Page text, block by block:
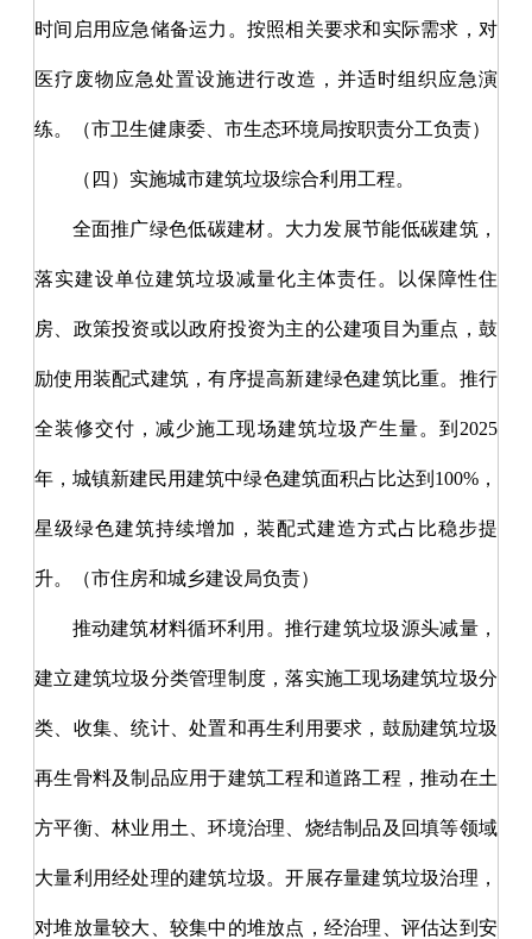
时间启用应急储备运力。按照相关要求和实际需求，对
医疗废物应急处置设施进行改造，并适时组织应急演
练。（市卫生健康委、市生态环境局按职责分工负责）
（四）实施城市建筑垃圾综合利用工程。
全面推广绿色低碳建材。大力发展节能低碳建筑，
落实建设单位建筑垃圾减量化主体责任。以保障性住
房、政策投资或以政府投资为主的公建项目为重点，鼓
励使用装配式建筑，有序提高新建绿色建筑比重。推行
全装修交付，减少施工现场建筑垃圾产生量。到 2025
年，城镇新建民用建筑中绿色建筑面积占比达到100%，
星级绿色建筑持续增加，装配式建造方式占比稳步提
升。（市住房和城乡建设局负责）
推动建筑材料循环利用。推行建筑垃圾源头减量，
建立建筑垃圾分类管理制度，落实施工现场建筑垃圾分
类、收集、统计、处置和再生利用要求，鼓励建筑垃圾
再生骨料及制品应用于建筑工程和道路工程，推动在土
方平衡、林业用土、环境治理、烧结制品及回填等领域
大量利用经处理的建筑垃圾。开展存量建筑垃圾治理，
对堆放量较大、较集中的堆放点，经治理、评估达到安